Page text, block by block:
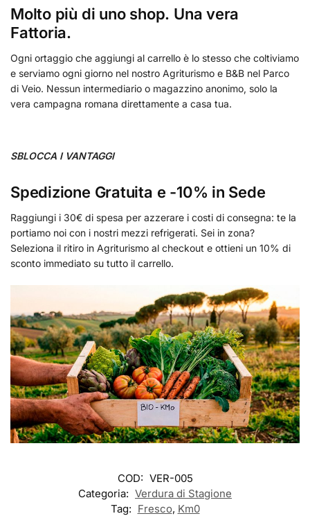
Molto più di uno shop. Una vera
Fattoria.
Ogni ortaggio che aggiungi al carrello è lo stesso che coltiviamo
e serviamo ogni giorno nel nostro Agriturismo e B&B nel Parco
di Veio. Nessun intermediario o magazzino anonimo, solo la
vera campagna romana direttamente a casa tua.
SBLOCCA I VANTAGGI
Spedizione Gratuita e -10% in Sede
Raggiungi i 30€ di spesa per azzerare i costi di consegna: te la
portiamo noi con i nostri mezzi refrigerati. Sei in zona?
Seleziona il ritiro in Agriturismo al checkout e ottieni un 10% di
sconto immediato su tutto il carrello.
COD: VER-005
Categoria: Verdura di Stagione
Tag: Fresco, Km0